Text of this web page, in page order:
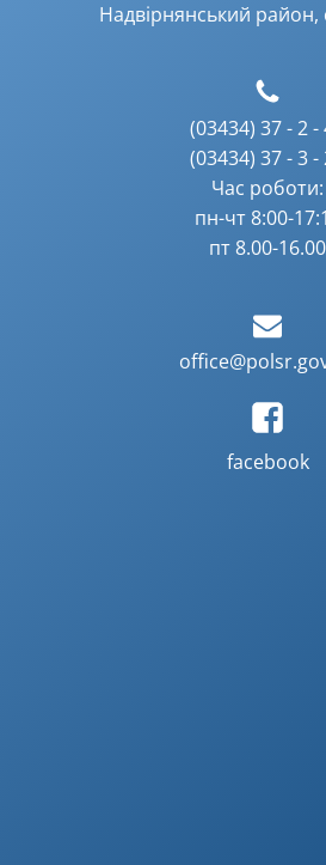
Надвірнянський
(03434) 37 - 2 -
(03434) 37 - 3 -
Час роботи:
пн-чт 8:00-
пт 8.00-16.00
facebook